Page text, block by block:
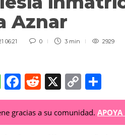
Aznar
06:21 0 3 min 2929
W
h
at
s
F
a
c
e
R
e
d
di
X C
o
p
y
o
m
p
gracias a su comunidad. APOYA